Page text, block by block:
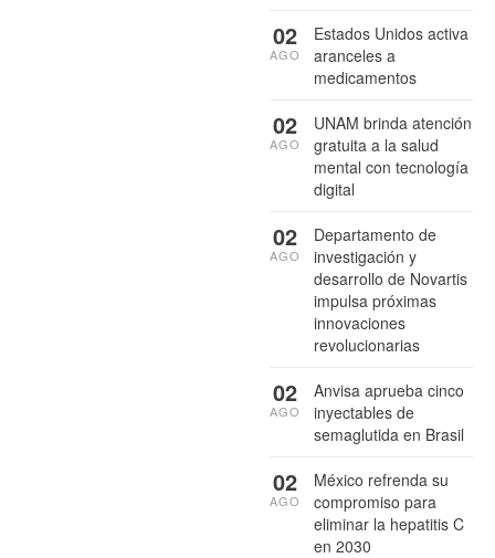
Estados Unidos activa
aranceles a
medicamentos
02
AGO
UNAM brinda atención
gratuita a la salud
mental con tecnología
digital
02
AGO
Departamento de
investigación y
desarrollo de Novartis
impulsa próximas
innovaciones
revolucionarias
02
AGO
Anvisa aprueba cinco
inyectables de
semaglutida en Brasil
02
AGO
México refrenda su
compromiso para
eliminar la hepatitis C
en 2030
02
AGO